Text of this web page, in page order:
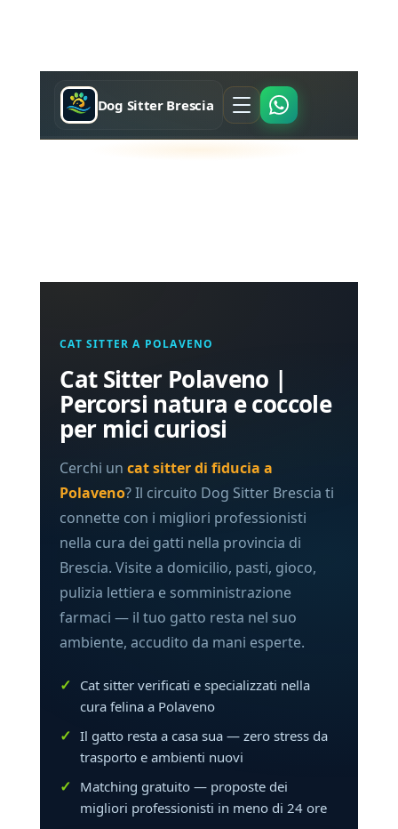
Dog Sitter Brescia
CAT SITTER A POLAVENO
Cat Sitter Polaveno |
Percorsi natura e coccole
per mici curiosi
Cerchi uncat sitter di fiducia a
Polaveno? Il circuito Dog Sitter Brescia ti
connette con i migliori professionisti
nella cura dei gatti nella provincia di
Brescia. Visite a domicilio, pasti, gioco,
pulizia lettiera e somministrazione
farmaci — il tuo gatto resta nel suo
ambiente, accudito da mani esperte.
Cat sitter verificati e specializzati nella
cura felina a Polaveno
Il gatto resta a casa sua — zero stress da
trasporto e ambienti nuovi
Matching gratuito — proposte dei
migliori professionisti in meno di 24 ore